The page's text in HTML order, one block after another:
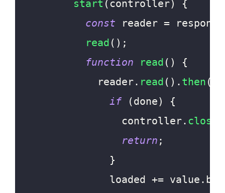
start ( controller)
{
const reader = response
read ( ) ;
function
read ( )
{
            reader
. read ( ) . then (
if
(done)
{
                controller
. close
return ;
}
              loaded
+= value .